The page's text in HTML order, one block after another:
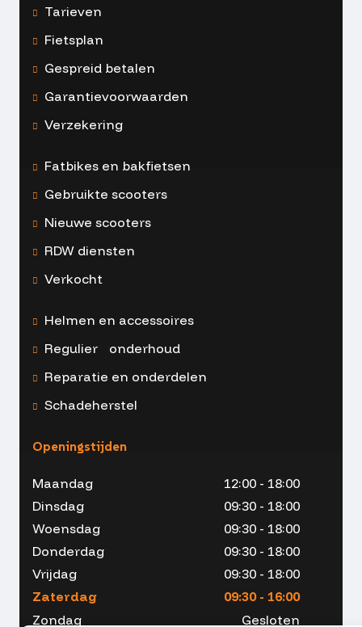
Tarieven
Fietsplan
Gespreid betalen
Garantievoorwaarden
Verzekering
Fatbikes en bakfietsen
Gebruikte scooters
Nieuwe scooters
RDW diensten
Verkocht
Helmen en accessoires
Regulier onderhoud
Reparatie en onderdelen
Schadeherstel
Openingstijden
Maandag
12:00 - 18:00
Dinsdag
09:30 - 18:00
Woensdag
09:30 - 18:00
Donderdag
09:30 - 18:00
Vrijdag
09:30 - 18:00
Zaterdag
09:30 - 16:00
Zondag
Gesloten